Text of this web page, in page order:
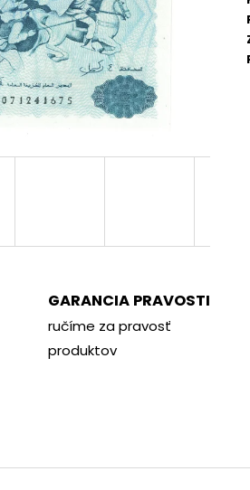
GARANCIA PRAVOSTI
ručíme za pravosť
produktov
€350